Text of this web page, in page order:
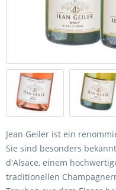
Jean Geiler ist ein
Sie sind besonders
d'Alsace, einem
traditionellen